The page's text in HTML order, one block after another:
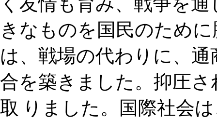
きなものを国民のため
は、戦場の代わりに、
合を築きました。抑圧
取 りました。国際社会